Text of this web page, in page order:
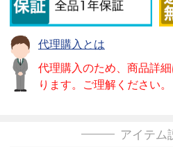
代理購入とは
代理購入のため、商品詳
ります。ご理解ください。
アイテム